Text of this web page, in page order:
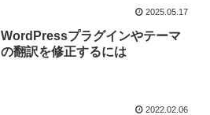
2025.05.17
WordPressプラグインやテーマ
の翻訳を修正するには
2022.02.06